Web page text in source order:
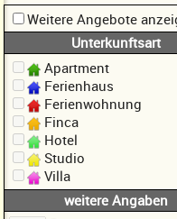
Weitere Angebote
Unterkunftsart
Apartment
Ferienhaus
Ferienwohnung
Finca
Hotel
Studio
Villa
weitere Angaben